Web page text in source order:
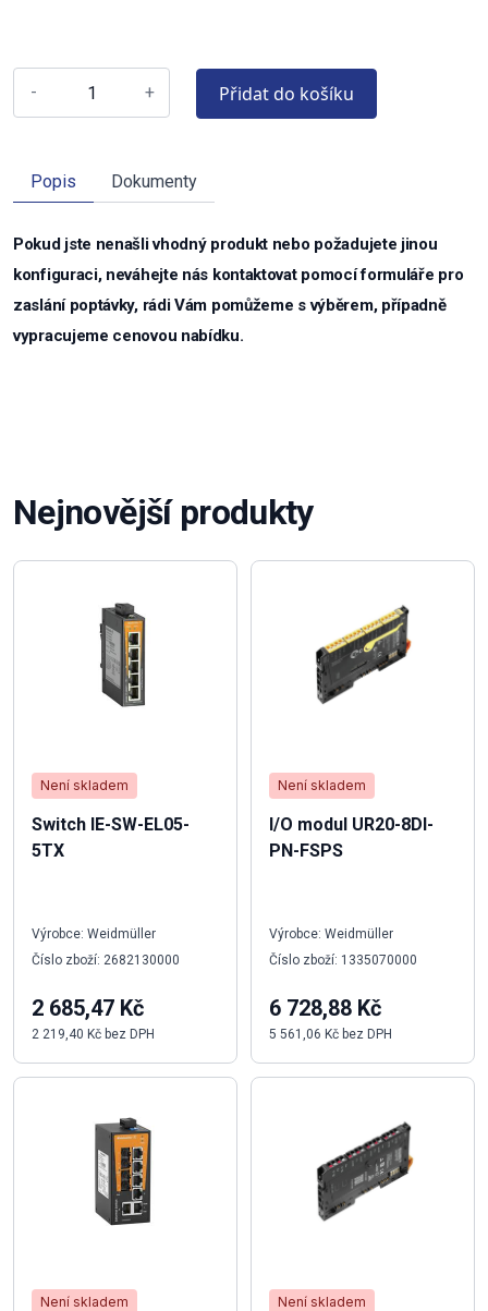
- + Přidat do košíku
Popis Dokumenty
Pokud jste nenašli vhodný produkt nebo požadujete jinou
konfiguraci, neváhejte nás kontaktovat pomocí formuláře pro
zaslání poptávky, rádi Vám pomůžeme s výběrem, případně
vypracujeme cenovou nabídku.
Nejnovější produkty
Není skladem
Switch IE-SW-EL05-
5TX
Výrobce: Weidmüller
Číslo zboží: 2682130000
2 685,47 Kč
2 219,40 Kč bez DPH
Není skladem
Není skladem
I/O modul UR20-8DI-
PN-FSPS
Výrobce: Weidmüller
Číslo zboží: 1335070000
6 728,88 Kč
5 561,06 Kč bez DPH
Není skladem